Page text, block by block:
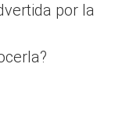
por la